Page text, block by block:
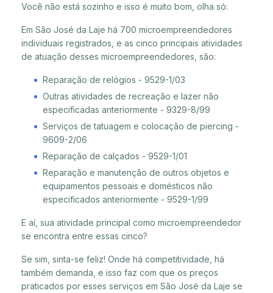
Você não está sozinho e isso é muito bom, olha só:
Em São José da Laje há 700 microempreendedores
individuais registrados, e as cinco principais atividades
de atuação desses microempreendedores, são:
Reparação de relógios - 9529-1/03
Outras atividades de recreação e lazer não
especificadas anteriormente - 9329-8/99
Serviços de tatuagem e colocação de piercing -
9609-2/06
Reparação de calçados - 9529-1/01
Reparação e manutenção de outros objetos e
equipamentos pessoais e domésticos não
especificados anteriormente - 9529-1/99
E aí, sua atividade principal como microempreendedor
se encontra entre essas cinco?
Se sim, sinta-se feliz! Onde há competitividade, há
também demanda, e isso faz com que os preços
praticados por esses serviços em São José da Laje se